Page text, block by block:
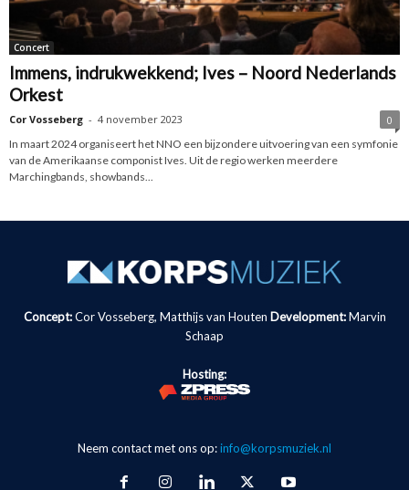
Concert
Immens, indrukwekkend; Ives – Noord Nederlands
Orkest
Cor Vosseberg - 4 november 2023
0
In maart 2024 organiseert het NNO een bijzondere uitvoering van een symfonie
van de Amerikaanse componist Ives. Uit de regio werken meerdere
Marchingbands, showbands...
Concept:Cor Vosseberg, Matthijs van Houten Development: Marvin
Schaap
Hosting:
Neem contact met ons op:info@korpsmuziek.nl